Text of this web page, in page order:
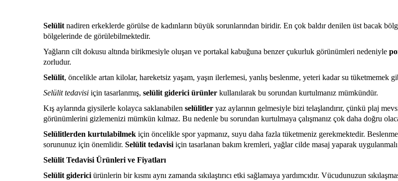
Selülit nadiren erkeklerde görülse de kadınların büyük sorunlarından biridir. En çok baldır denilen üst bacak
bölgelerinde de görülebilmektedir.
Yağların cilt dokusu altında birikmesiyle oluşan ve portakal kabuğuna benzer çukurluk görünümleri nedeniyle
zorludur.
Selülit, öncelikle artan kilolar, hareketsiz yaşam, yaşın ilerlemesi, yanlış beslenme, yeteri kadar su tüketmemek
Selülit tedavisi için tasarlanmış, selülit giderici ürünler kullanılarak bu sorundan kurtulmanız mümkündür.
Kış aylarında giysilerle kolayca saklanabilen selülitler yaz aylarının gelmesiyle bizi telaşlandırır, çünkü plaj
görünümlerini gizlemenizi mümkün kılmaz. Bu nedenle bu sorundan kurtulmaya çalışmanız çok daha doğru
Selülitlerden kurtulabilmek için öncelikle spor yapmanız, suyu daha fazla tüketmeniz gerekmektedir.
sorununuz için önemlidir. Selülit tedavisi için tasarlanan bakım kremleri, yağlar cilde masaj yaparak
Selülit Tedavisi Ürünleri ve Fiyatları
Selülit giderici ürünlerin bir kısmı aynı zamanda sıkılaştırıcı etki sağlamaya yardımcıdır. Vücudunuzun